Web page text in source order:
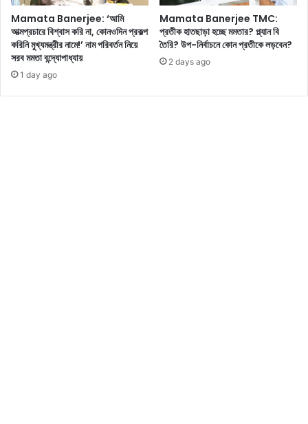
ফ
গ
'
কি
আ
প
না
Mamata Banerjee: ‘আমি
আত্মপ্রচারে বিশ্বাস করি না, কোনওদিন প্রকল্প
করিনি মুখ্যমন্ত্রীর নামে!’ নাম পরিবর্তন নিয়ে
সরব মমতা বন্দ্যোপাধ্যায়
1 day ago
Mamata Banerjee TMC:
প্রতীক হাতছাড়া হচ্ছে মমতার? প্ল্যান বি
তৈরি? উপ-নির্বাচনে কোন প্রতীকে লড়বেন?
2 days ago